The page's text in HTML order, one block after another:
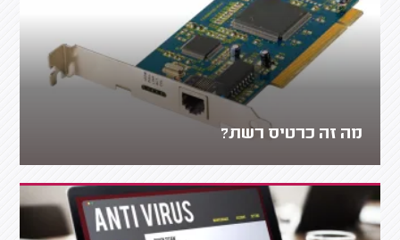
מה זה כרטיס רשת?